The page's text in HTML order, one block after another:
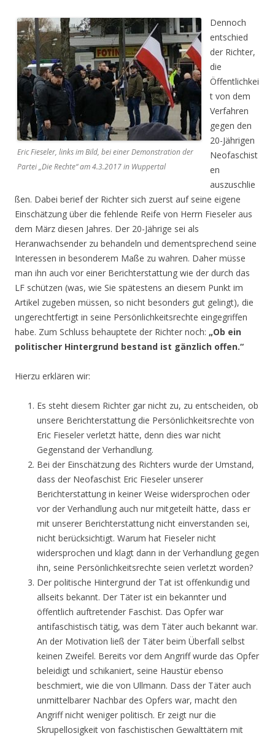
Eric Fieseler, links im Bild, bei einer Demonstration der
Partei „Die Rechte“ am 4.3.2017 in Wuppertal
Dennoch
entschied
der Richter,
die
Öffentlichkei
t von dem
Verfahren
gegen den
20-Jährigen
Neofaschist
en
auszuschlie
ßen. Dabei berief der Richter sich zuerst auf seine eigene
Einschätzung über die fehlende Reife von Herrn Fieseler aus
dem März diesen Jahres. Der 20-Jährige sei als
Heranwachsender zu behandeln und dementsprechend seine
Interessen in besonderem Maße zu wahren. Daher müsse
man ihn auch vor einer Berichterstattung wie der durch das
LF schützen (was, wie Sie spätestens an diesem Punkt im
Artikel zugeben müssen, so nicht besonders gut gelingt), die
ungerechtfertigt in seine Persönlichkeitsrechte eingegriffen
habe. Zum Schluss behauptete der Richter noch: „Ob ein
politischer Hintergrund bestand ist gänzlich offen.“
Hierzu erklären wir:
Es steht diesem Richter gar nicht zu, zu entscheiden, ob
unsere Berichterstattung die Persönlichkeitsrechte von
Eric Fieseler verletzt hätte, denn dies war nicht
Gegenstand der Verhandlung.
Bei der Einschätzung des Richters wurde der Umstand,
dass der Neofaschist Eric Fieseler unserer
Berichterstattung in keiner Weise widersprochen oder
vor der Verhandlung auch nur mitgeteilt hätte, dass er
mit unserer Berichterstattung nicht einverstanden sei,
nicht berücksichtigt. Warum hat Fieseler nicht
widersprochen und klagt dann in der Verhandlung gegen
ihn, seine Persönlichkeitsrechte seien verletzt worden?
Der politische Hintergrund der Tat ist offenkundig und
allseits bekannt. Der Täter ist ein bekannter und
öffentlich auftretender Faschist. Das Opfer war
antifaschistisch tätig, was dem Täter auch bekannt war.
An der Motivation ließ der Täter beim Überfall selbst
keinen Zweifel. Bereits vor dem Angriff wurde das Opfer
beleidigt und schikaniert, seine Haustür ebenso
beschmiert, wie die von Ullmann. Dass der Täter auch
unmittelbarer Nachbar des Opfers war, macht den
Angriff nicht weniger politisch. Er zeigt nur die
Skrupellosigkeit von faschistischen Gewalttätern mit